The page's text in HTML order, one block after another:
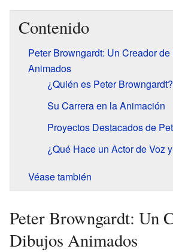
Contenido
Peter Browngardt: Un Creador
Animados
¿Quién es Peter Browngardt?
Su Carrera en la Animación
Proyectos Destacados de
¿Qué Hace un Actor de Voz
Véase también
Peter Browngardt: Un
Dibujos Animados